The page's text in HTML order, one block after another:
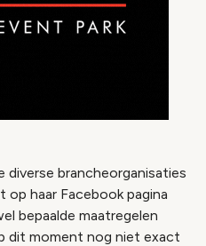
brancheorganisaties
op haar Facebook pagina
bepaalde maatregelen
dit moment nog niet exact